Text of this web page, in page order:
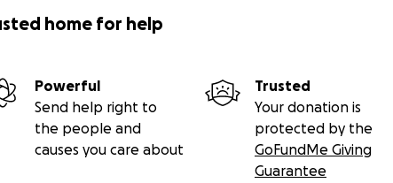
home for help
Powerful
Send help right to
the people and
causes you care about
Trusted
Your donation is
protected by the
GoFundMe Giving
Guarantee